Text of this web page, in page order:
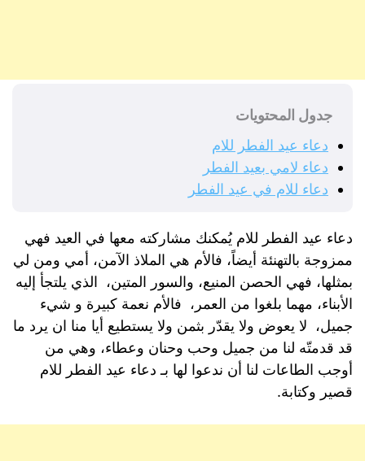
جدول المحتويات
دعاء عيد الفطر للام
دعاء لامي بعيد الفطر
دعاء للام في عيد الفطر
دعاء عيد الفطر للام يُمكنك مشاركته معها في العيد فهي
ممزوجة بالتهنئة أيضاً، فالأم هي الملاذ الآمن، أمي ومن لي
بمثلها، فهي الحصن المنيع، والسور المتين، الذي يلتجأ إليه
الأبناء، مهما بلغوا من العمر، فالأم نعمة كبيرة و شيء
جميل، لا يعوض ولا يقدّر بثمن ولا يستطيع أيا منا ان يرد ما
قد قدمتّه لنا من جميل وحب وحنان وعطاء، وهي من
أوجب الطاعات لنا أن ندعوا لها بـ دعاء عيد الفطر للام
قصير وكتابة.